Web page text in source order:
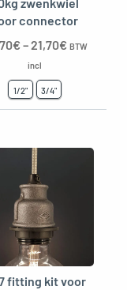
connector
€–21,70€ BTW
incl
1/2" 3/4"
fitting kit voor